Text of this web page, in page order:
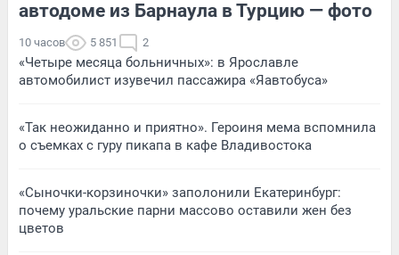
автодоме из Барнаула в Турцию — фото
10 часов 5 851 2
«Четыре месяца больничных»: в Ярославле
автомобилист изувечил пассажира «Яавтобуса»
«Так неожиданно и приятно». Героиня мема вспомнила
о съемках с гуру пикапа в кафе Владивостока
«Сыночки-корзиночки» заполонили Екатеринбург:
почему уральские парни массово оставили жен без
цветов